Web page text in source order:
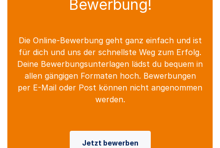
Bewerbung!
Die Online-Bewerbung geht ganz einfach und ist
für dich und uns der schnellste Weg zum Erfolg.
Deine Bewerbungsunterlagen lädst du bequem in
allen gängigen Formaten hoch. Bewerbungen
per E-Mail oder Post können nicht angenommen
werden.
Jetzt bewerben